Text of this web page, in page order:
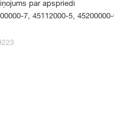
par apspriedi
7, 45112000-5,